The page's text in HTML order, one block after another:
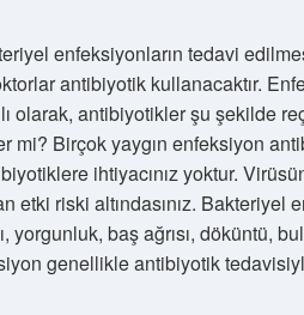
enfeksiyonların tedavi
antibiyotik kullanacaktır.
olarak, antibiyotikler şu şekilde
mi? Birçok yaygın enfeksiyon
ihtiyacınız yoktur.
etki riski altındasınız. Bakteriyel
yorgunluk, baş ağrısı, döküntü,
genellikle antibiyotik